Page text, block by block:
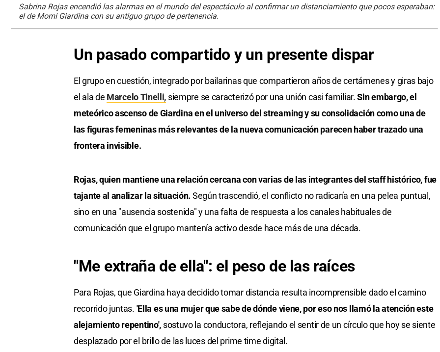
Sabrina Rojas encendió las alarmas en el mundo del espectáculo al confirmar un distanciamiento que pocos esperaban:
el de Momi Giardina con su antiguo grupo de pertenencia.
Un pasado compartido y un presente dispar
El grupo en cuestión, integrado por bailarinas que compartieron años de certámenes y giras bajo
el ala de Marcelo Tinelli, siempre se caracterizó por una unión casi familiar.Sin embargo, el
meteórico ascenso de Giardina en el universo del streaming y su consolidación como una de
las figuras femeninas más relevantes de la nueva comunicación parecen haber trazado una
frontera invisible.
Rojas, quien mantiene una relación cercana con varias de las integrantes del staff histórico, fue
tajante al analizar la situación. Según trascendió, el conflicto no radicaría en una pelea puntual,
sino en una "ausencia sostenida" y una falta de respuesta a los canales habituales de
comunicación que el grupo mantenía activo desde hace más de una década.
"Me extraña de ella": el peso de las raíces
Para Rojas, que Giardina haya decidido tomar distancia resulta incomprensible dado el camino
recorrido juntas. 'Ella es una mujer que sabe de dónde viene, por eso nos llamó la atención este
alejamiento repentino', sostuvo la conductora, reflejando el sentir de un círculo que hoy se siente
desplazado por el brillo de las luces del prime time digital.